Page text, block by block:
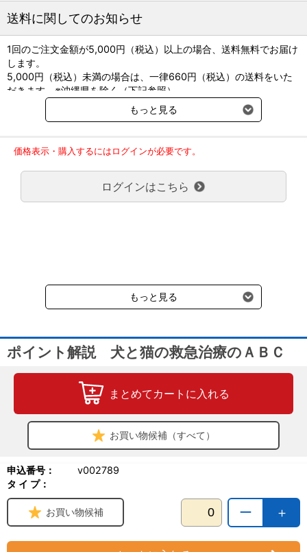
■著者：岡野昇三(北里大学獣医学部小動物第2外科・教授）
■A4判／並製本／182頁
■インターズー
送料に関してのお知らせ
1回のご注文金額が5,000円（税込）以上の場合、送料無料でお届け
します。
5,000円（税込）未満の場合は、一律660円（税込）の送料をいた
だきます。※沖縄県を除く（下記参照）
※2017年11月14日（火）より沖縄県へのお届けにつきましては、1
回のご注文金額（税込）が、30,000円以上で配送無料となります。
ご了承のほどよろしくお願い致します。
弊社都合でお届けが２回以上に分かれる場合の送料負担は、１回分
のみで新たな送料は発生しません。
大型商品送料が必要な商品をご注文の場合は、大型商品送料のみご
負担頂きます。
受けます。
もっと見る
価格表示・購入するにはログインが必要です。
ログインはこちら
もっと見る
ポイント解説 犬と猫の救急治療のＡＢＣ
まとめてカートに入れる
お買い物候補（すべて）
申込番号：
v002789
タ イ プ：
＋
ー
お買い物候補